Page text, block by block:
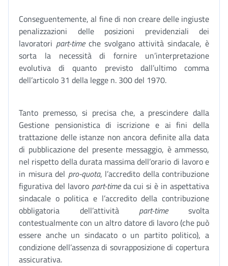
Conseguentemente, al fine di non creare delle ingiuste
penalizzazioni delle posizioni previdenziali dei
lavoratori part-timeche svolgano attività sindacale, è
sorta la necessità di fornire un’interpretazione
evolutiva di quanto previsto dall’ultimo comma
dell’articolo 31 della legge n. 300 del 1970.
Tanto premesso, si precisa che, a prescindere dalla
Gestione pensionistica di iscrizione e ai fini della
trattazione delle istanze non ancora definite alla data
di pubblicazione del presente messaggio, è ammesso,
nel rispetto della durata massima dell’orario di lavoro e
in misura del pro-quota, l’accredito della contribuzione
figurativa del lavoro part-timeda cui si è in aspettativa
sindacale o politica e l’accredito della contribuzione
obbligatoria dell’attività part-timesvolta
contestualmente con un altro datore di lavoro (che può
essere anche un sindacato o un partito politico), a
condizione dell’assenza di sovrapposizione di copertura
assicurativa.